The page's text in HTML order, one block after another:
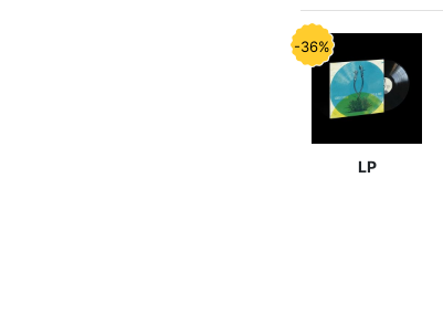
-36%
LP